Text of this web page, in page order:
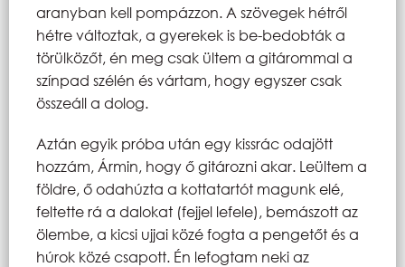
aranyban kell pompázzon. A szövegek hétről
hétre változtak, a gyerekek is be-bedobták a
törülközőt, én meg csak ültem a gitárommal a
színpad szélén és vártam, hogy egyszer csak
összeáll a dolog.
Aztán egyik próba után egy kissrác odajött
hozzám, Ármin, hogy ő gitározni akar. Leültem a
földre, ő odahúzta a kottatartót magunk elé,
feltette rá a dalokat (fejjel lefele), bemászott az
ölembe, a kicsi ujjai közé fogta a pengetőt és a
húrok közé csapott. Én lefogtam neki az